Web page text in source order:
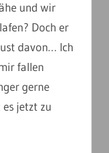
und wir
Doch er
davon… Ich
fallen
gerne
jetzt zu